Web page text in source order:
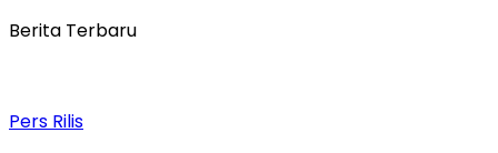
Berita Terbaru
Pers Rilis